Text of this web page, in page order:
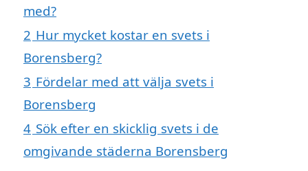
med?
2 Hur mycket kostar en svets i
Borensberg?
3 Fördelar med att välja svets i
Borensberg
4 Sök efter en skicklig svets i de
omgivande städerna Borensberg